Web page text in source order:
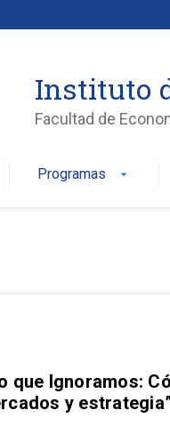
Instituto
Facultad de
Programas arrow_drop_down
que Ignoramos:
y